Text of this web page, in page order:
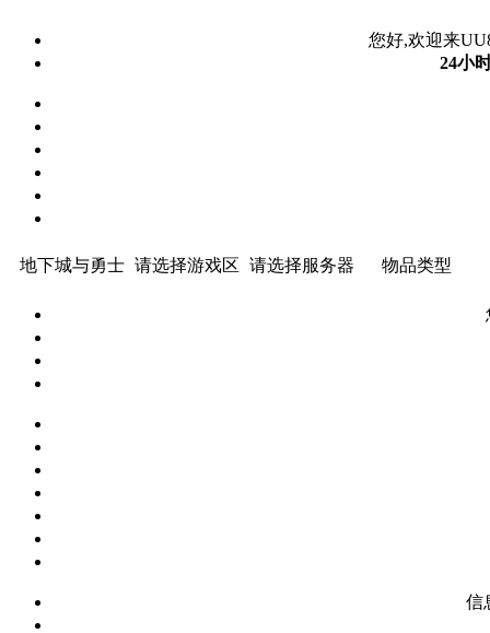
您好,欢迎来
24小
地下城与勇士 请选择游戏区 请选择服务器 物品类型
信